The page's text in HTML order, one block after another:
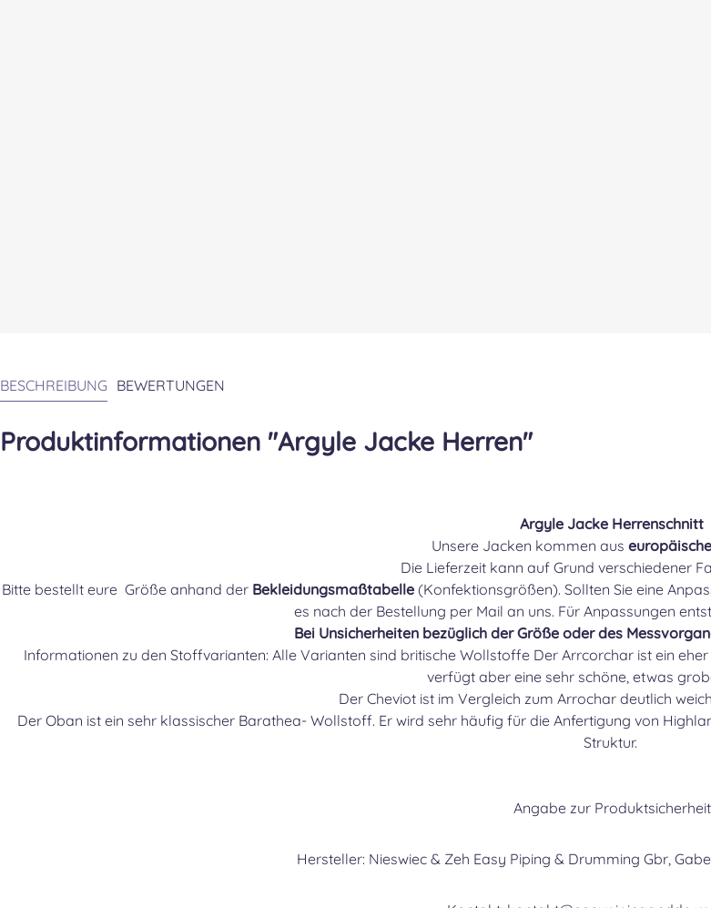
BESCHREIBUNG BEWERTUNGEN
Produktinformationen "Argyle Jacke Herren"
Argyle Jacke Herrenschnitt
Unsere Jacken kommen aus
Die Lieferzeit kann auf Grund verschiedener
Bitte bestellt eure Größe anhand der Bekleidungsmaßtabelle(Konfektionsgrößen). Sollten Sie eine
es nach der Bestellung per Mail an uns. Für Anpassungen
Bei Unsicherheiten bezüglich der Größe oder des
Informationen zu den Stoffvarianten: Alle Varianten sind britische Wollstoffe Der Arrcorchar ist ein
verfügt aber eine sehr schöne, etwas
Der Cheviot ist im Vergleich zum Arrochar deutlich
Der Oban ist ein sehr klassischer Barathea- Wollstoff. Er wird sehr häufig für die Anfertigung von
Struktur.
Angabe zur Produktsicherheit
Hersteller: Nieswiec & Zeh Easy Piping & Drumming Gbr,